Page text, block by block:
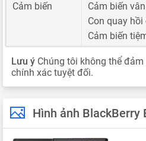
Cảm biến
Cảm biến
Con quay hồi
Cảm biến
Lưu ý Chúng tôi không thể
chính xác tuyệt đối.
Hình ảnh BlackBerry